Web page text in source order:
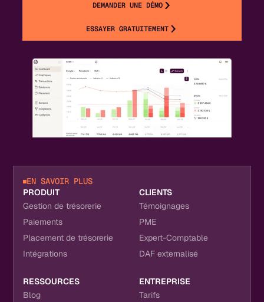
DEMANDER UNE DÉMO
ESSAYER GRATUITEMENT
EN SAVOIR PLUS
PRODUIT
Gestion de trésorerie
Paiements
Placement de trésorerie
Intégrations
CLIENTS
Témoignages
PME
Expert-Comptable
DAF externalisé
RESSOURCES
Blog
ENTREPRISE
Tarifs